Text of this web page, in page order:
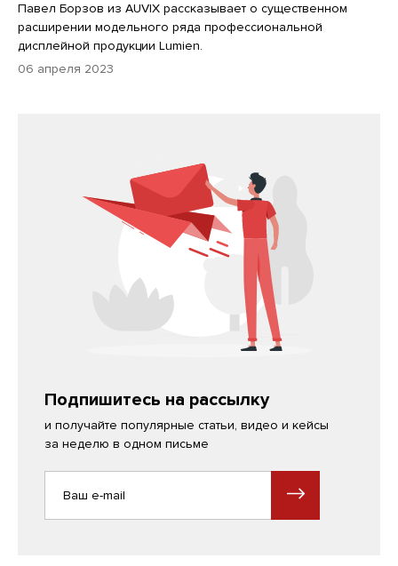
Павел Борзов из AUVIX рассказывает о существенном
расширении модельного ряда профессиональной
дисплейной продукции Lumien.
06 апреля 2023
Подпишитесь на рассылку
и получайте популярные статьи, видео и кейсы
за неделю в одном письме